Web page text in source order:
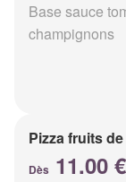
Base sauce
champignons
Pizza fruits
Dès 11.00 €